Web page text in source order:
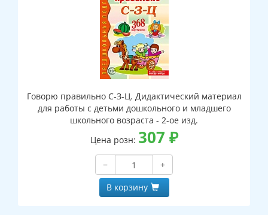
Говорю правильно С-З-Ц. Дидактический материал
для работы с детьми дошкольного и младшего
школьного возраста - 2-ое изд.
Цена розн: 307 ₽
−
+
В корзину